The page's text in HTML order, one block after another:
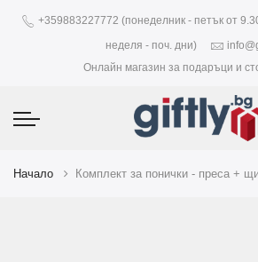
+359883227772 (понеделник - петък от
неделя - поч. дни)
Онлайн магазин за подаръци и
Начало Комплект за понички - преса +